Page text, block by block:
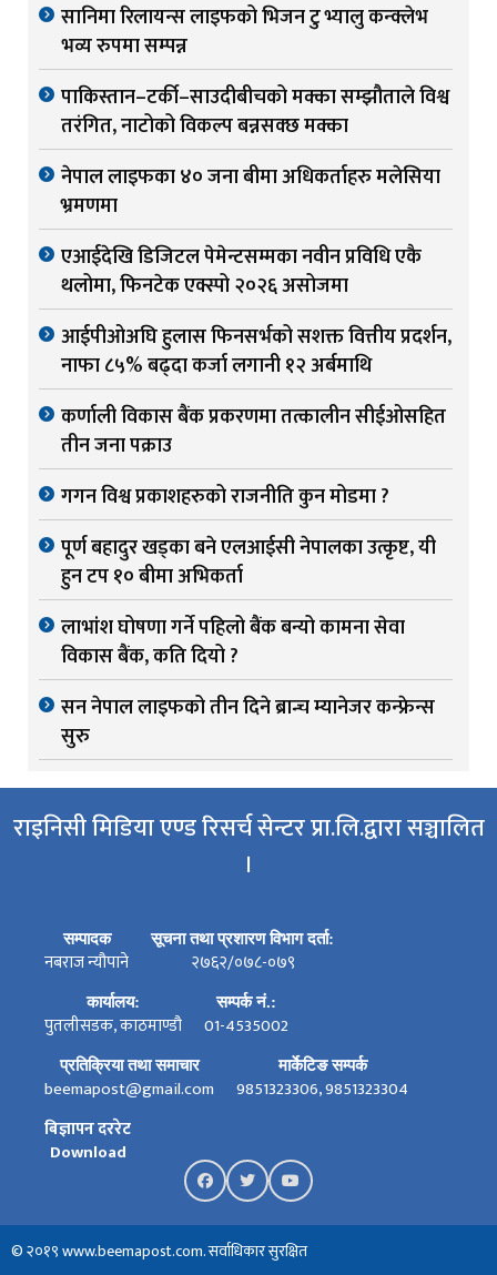
सानिमा रिलायन्स लाइफको भिजन टु भ्यालु कन्क्लेभ
भव्य रुपमा सम्पन्न
पाकिस्तान–टर्की–साउदीबीचको मक्का सम्झौताले विश्व
तरंगित, नाटोको विकल्प बन्नसक्छ मक्का
नेपाल लाइफका ४० जना बीमा अधिकर्ताहरु मलेसिया
भ्रमणमा
एआईदेखि डिजिटल पेमेन्टसम्मका नवीन प्रविधि एकै
थलोमा, फिनटेक एक्स्पो २०२६ असोजमा
आईपीओअघि हुलास फिनसर्भको सशक्त वित्तीय प्रदर्शन,
नाफा ८५% बढ्दा कर्जा लगानी १२ अर्बमाथि
कर्णाली विकास बैंक प्रकरणमा तत्कालीन सीईओसहित
तीन जना पक्राउ
गगन विश्व प्रकाशहरुको राजनीति कुन मोडमा ?
पूर्ण बहादुर खड्का बने एलआईसी नेपालका उत्कृष्ट, यी
हुन टप १० बीमा अभिकर्ता
लाभांश घोषणा गर्ने पहिलो बैंक बन्यो कामना सेवा
विकास बैंक, कति दियो ?
सन नेपाल लाइफको तीन दिने ब्रान्च म्यानेजर कन्फ्रेन्स
सुरु
राइनिसी मिडिया एण्ड रिसर्च सेन्टर प्रा.लि.द्वारा सञ्चालित
।
सम्पादक
नबराज न्यौपाने
सूचना तथा प्रशारण विभाग दर्ता:
२७६२/०७८-०७९
कार्यालय:
पुतलीसडक, काठमाण्डौ
सम्पर्क नं.:
01-4535002
प्रतिक्रिया तथा समाचार
beemapost@gmail.com
मार्केटिङ सम्पर्क
9851323306, 9851323304
बिज्ञापन दररेट
Download
© २०१९ www.beemapost.com. सर्वाधिकार सुरक्षित